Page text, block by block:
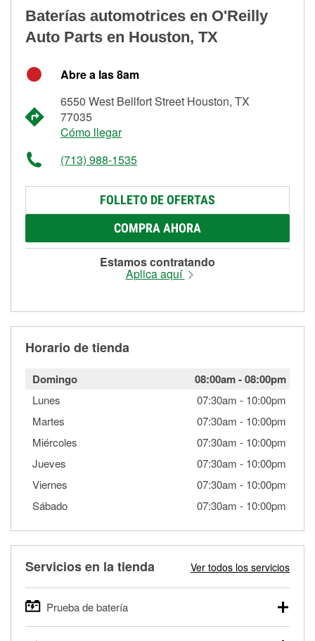
Baterías automotrices en O'Reilly
Auto Parts en Houston, TX
Abre a las 8am
6550 West Bellfort Street Houston, TX
77035
Cómo llegar
(713) 988-1535
FOLLETO DE OFERTAS
COMPRA AHORA
Estamos contratando
Aplica aquí
Horario de tienda
Domingo 08:00am-08:00pm
Lunes 07:30am - 10:00pm
Martes
07:30am - 10:00pm
Miércoles
07:30am - 10:00pm
Jueves
07:30am - 10:00pm
Viernes
07:30am - 10:00pm
Sábado
07:30am - 10:00pm
Servicios en la tienda Ver todos los servicios
Prueba de batería